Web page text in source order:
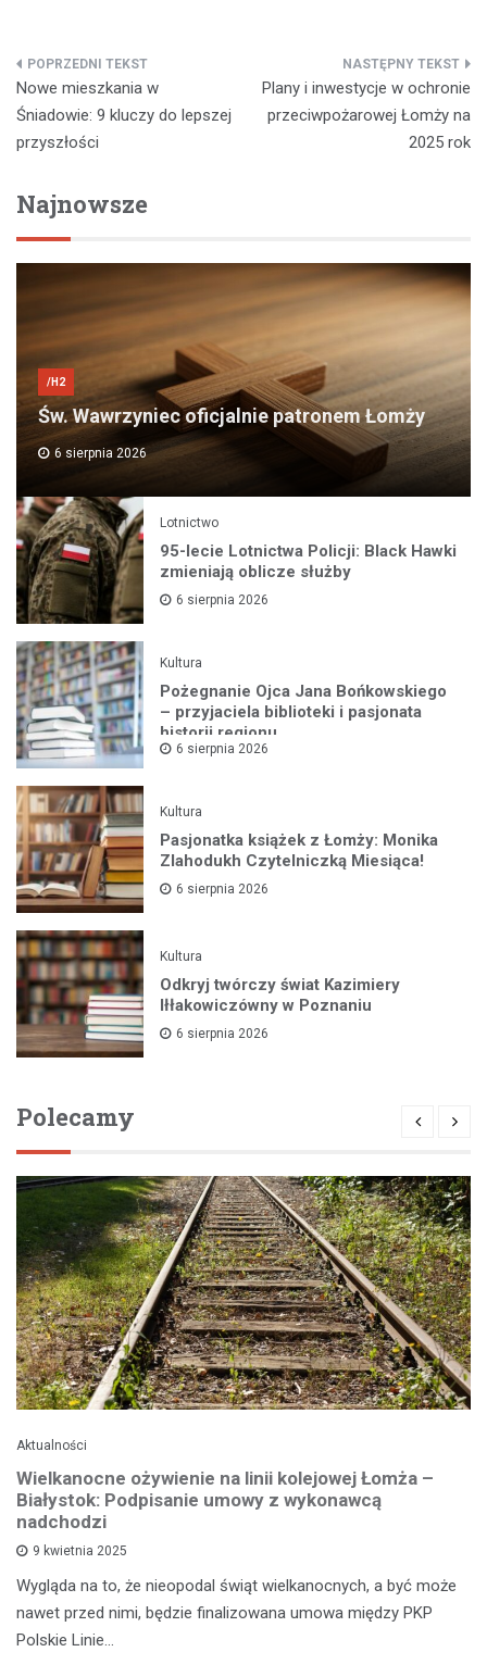
Nawigacja
wpisu
Nowe mieszkania w
Śniadowie: 9 kluczy do lepszej
przyszłości
Plany i inwestycje w ochronie
przeciwpożarowej Łomży na
2025 rok
Najnowsze
/H2
Św. Wawrzyniec oficjalnie patronem Łomży
6 sierpnia 2026
Lotnictwo
95-lecie Lotnictwa Policji: Black Hawki
zmieniają oblicze służby
6 sierpnia 2026
Kultura
Pożegnanie Ojca Jana Bońkowskiego
– przyjaciela biblioteki i pasjonata
historii regionu
6 sierpnia 2026
Kultura
Pasjonatka książek z Łomży: Monika
Zlahodukh Czytelniczką Miesiąca!
6 sierpnia 2026
Kultura
Odkryj twórczy świat Kazimiery
Iłłakowiczówny w Poznaniu
6 sierpnia 2026
Polecamy
Aktualności
Wielkanocne ożywienie na linii kolejowej Łomża –
Białystok: Podpisanie umowy z wykonawcą
nadchodzi
9 kwietnia 2025
Wygląda na to, że nieopodal świąt wielkanocnych, a być może
nawet przed nimi, będzie finalizowana umowa między PKP
Polskie Linie…